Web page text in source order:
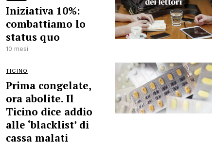
Iniziativa 10%:
combattiamo lo
status quo
10 mesi
TICINO
Prima congelate,
ora abolite. Il
Ticino dice addio
alle ‘blacklist’ di
cassa malati